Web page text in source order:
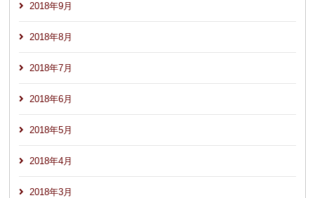
2018年9月
2018年8月
2018年7月
2018年6月
2018年5月
2018年4月
2018年3月